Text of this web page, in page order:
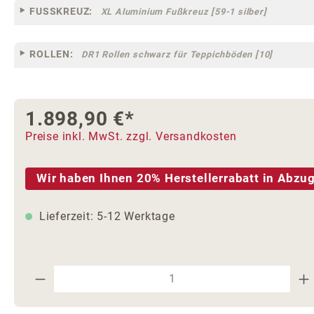
FUSSKREUZ: XL Aluminium Fußkreuz [59-1 silber]
ROLLEN: DR1 Rollen schwarz für Teppichböden [10]
1.898,90 €*
Preise inkl. MwSt. zzgl. Versandkosten
Wir haben Ihnen 20% Herstellerrabatt in
Lieferzeit: 5-12 Werktage
Produkt Anzahl: Gib den